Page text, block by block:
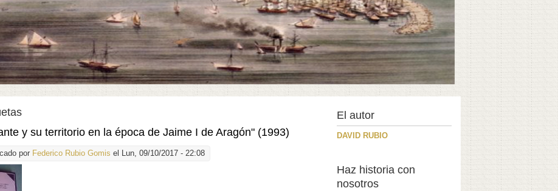
y su territorio en la época de Jaime I de Aragón" (1993)
por Federico Rubio Gomis el Lun, 09/10/2017 - 22:08
El autor
DAVID RUBIO
Haz historia con
nosotros